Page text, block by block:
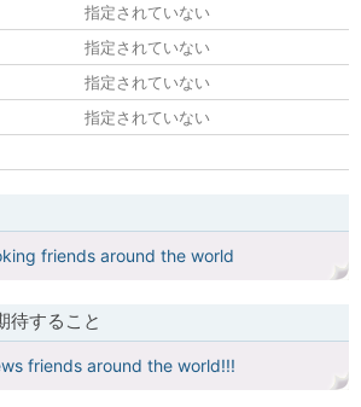
指定されていない
指定されていない
指定されていない
指定されていない
friends around the world
待すること
friends around the world!!!